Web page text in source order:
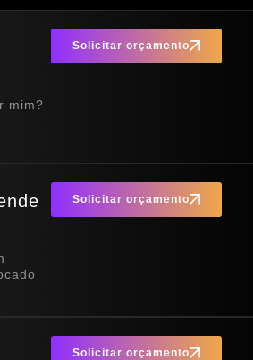
mim?
Solicitar orçamento
Solicitar orçamento
Solicitar orçamento